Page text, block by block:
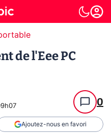
de l'Eee PC
0
Ajoutez-nous en favori